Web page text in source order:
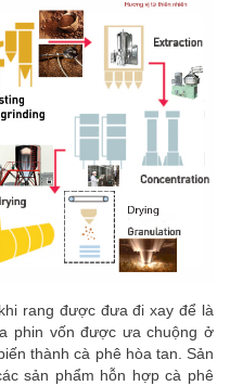
rang được đưa đi xay để là
phin vốn được ưa chuộng ở
thành cà phê hòa tan. Sản
sản phẩm hỗn hợp cà phê